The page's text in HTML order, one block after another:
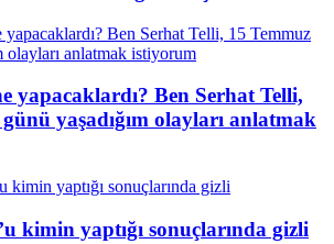
yapacaklardı? Ben Serhat Telli,
yaşadığım olayları anlatmak
kimin yaptığı sonuçlarında gizli